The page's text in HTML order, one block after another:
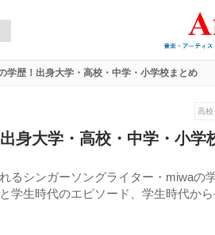
学歴！出身大学・高校・中学・小学校まとめ
高校
身大学・高校・中学・小学
るシンガーソングライター・miwaの
学生時代のエピソード、学生時代か